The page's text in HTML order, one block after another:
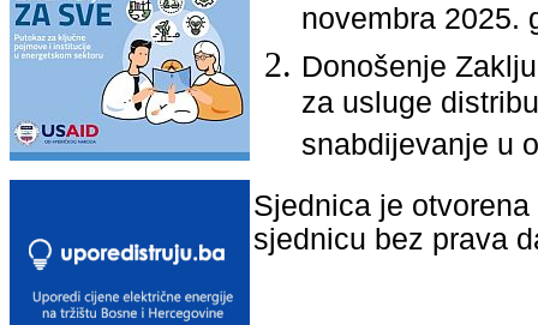
novembra 2025.
Donošenje
za usluge
snabdijevanje u
Sjednica je
sjednicu bez prava